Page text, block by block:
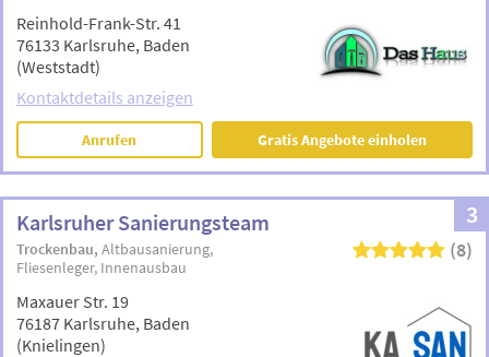
Reinhold-Frank-Str. 41
76133 Karlsruhe, Baden
(Weststadt)
Kontaktdetails anzeigen
Anrufen Gratis Angebote einholen
3
Karlsruher Sanierungsteam
Trockenbau Altbausanierung
Fliesenleger Innenausbau
(8)
Maxauer Str. 19
76187 Karlsruhe, Baden
(Knielingen)